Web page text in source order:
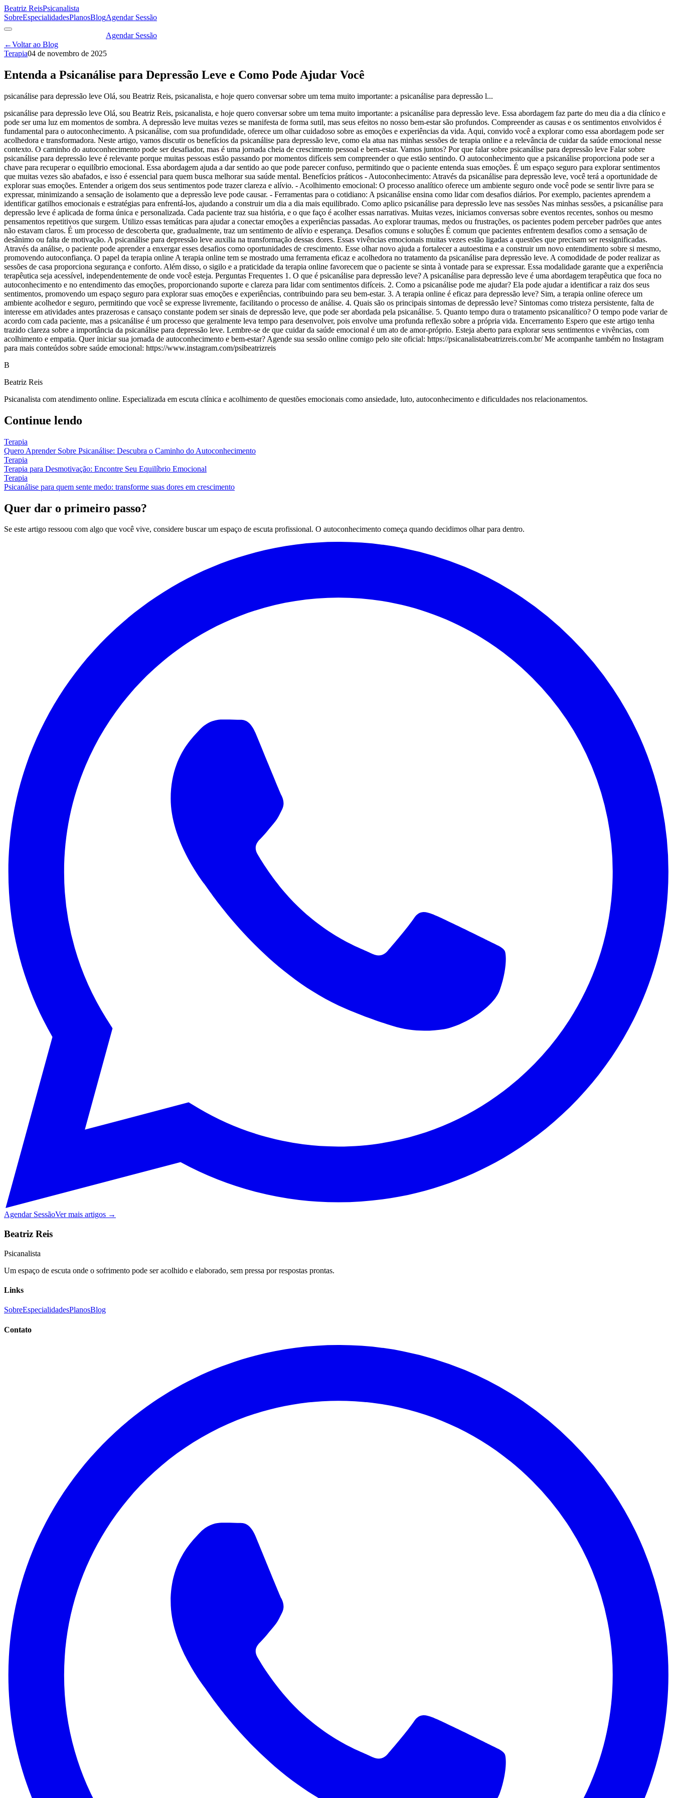
Beatriz ReisPsicanalista
SobreEspecialidadesPlanosBlogAgendar Sessão
Agendar Sessão
←Voltar ao Blog
Terapia04 de novembro de 2025
Entenda a Psicanálise para Depressão Leve e Como Pode Ajudar Você
psicanálise para depressão leve Olá, sou Beatriz Reis, psicanalista, e hoje quero conversar sobre um tema muito importante: a psicanálise para depressão l...
psicanálise para depressão leve Olá, sou Beatriz Reis, psicanalista, e hoje quero conversar sobre um tema muito importante: a psicanálise para depressão leve. Essa abordagem faz parte do meu dia a dia clínico e
pode ser uma luz em momentos de sombra. A depressão leve muitas vezes se manifesta de forma sutil, mas seus efeitos no nosso bem-estar são profundos. Compreender as causas e os sentimentos envolvidos é
fundamental para o autoconhecimento. A psicanálise, com sua profundidade, oferece um olhar cuidadoso sobre as emoções e experiências da vida. Aqui, convido você a explorar como essa abordagem pode ser
acolhedora e transformadora. Neste artigo, vamos discutir os benefícios da psicanálise para depressão leve, como ela atua nas minhas sessões de terapia online e a relevância de cuidar da saúde emocional nesse
contexto. O caminho do autoconhecimento pode ser desafiador, mas é uma jornada cheia de crescimento pessoal e bem-estar. Vamos juntos? Por que falar sobre psicanálise para depressão leve Falar sobre
psicanálise para depressão leve é relevante porque muitas pessoas estão passando por momentos difíceis sem compreender o que estão sentindo. O autoconhecimento que a psicanálise proporciona pode ser a
chave para recuperar o equilíbrio emocional. Essa abordagem ajuda a dar sentido ao que pode parecer confuso, permitindo que o paciente entenda suas emoções. É um espaço seguro para explorar sentimentos
que muitas vezes são abafados, e isso é essencial para quem busca melhorar sua saúde mental. Benefícios práticos - Autoconhecimento: Através da psicanálise para depressão leve, você terá a oportunidade de
explorar suas emoções. Entender a origem dos seus sentimentos pode trazer clareza e alívio. - Acolhimento emocional: O processo analítico oferece um ambiente seguro onde você pode se sentir livre para se
expressar, minimizando a sensação de isolamento que a depressão leve pode causar. - Ferramentas para o cotidiano: A psicanálise ensina como lidar com desafios diários. Por exemplo, pacientes aprendem a
identificar gatilhos emocionais e estratégias para enfrentá-los, ajudando a construir um dia a dia mais equilibrado. Como aplico psicanálise para depressão leve nas sessões Nas minhas sessões, a psicanálise para
depressão leve é aplicada de forma única e personalizada. Cada paciente traz sua história, e o que faço é acolher essas narrativas. Muitas vezes, iniciamos conversas sobre eventos recentes, sonhos ou mesmo
pensamentos repetitivos que surgem. Utilizo essas temáticas para ajudar a conectar emoções a experiências passadas. Ao explorar traumas, medos ou frustrações, os pacientes podem perceber padrões que antes
não estavam claros. É um processo de descoberta que, gradualmente, traz um sentimento de alívio e esperança. Desafios comuns e soluções É comum que pacientes enfrentem desafios como a sensação de
desânimo ou falta de motivação. A psicanálise para depressão leve auxilia na transformação dessas dores. Essas vivências emocionais muitas vezes estão ligadas a questões que precisam ser ressignificadas.
Através da análise, o paciente pode aprender a enxergar esses desafios como oportunidades de crescimento. Esse olhar novo ajuda a fortalecer a autoestima e a construir um novo entendimento sobre si mesmo,
promovendo autoconfiança. O papel da terapia online A terapia online tem se mostrado uma ferramenta eficaz e acolhedora no tratamento da psicanálise para depressão leve. A comodidade de poder realizar as
sessões de casa proporciona segurança e conforto. Além disso, o sigilo e a praticidade da terapia online favorecem que o paciente se sinta à vontade para se expressar. Essa modalidade garante que a experiência
terapêutica seja acessível, independentemente de onde você esteja. Perguntas Frequentes 1. O que é psicanálise para depressão leve? A psicanálise para depressão leve é uma abordagem terapêutica que foca no
autoconhecimento e no entendimento das emoções, proporcionando suporte e clareza para lidar com sentimentos difíceis. 2. Como a psicanálise pode me ajudar? Ela pode ajudar a identificar a raiz dos seus
sentimentos, promovendo um espaço seguro para explorar suas emoções e experiências, contribuindo para seu bem-estar. 3. A terapia online é eficaz para depressão leve? Sim, a terapia online oferece um
ambiente acolhedor e seguro, permitindo que você se expresse livremente, facilitando o processo de análise. 4. Quais são os principais sintomas de depressão leve? Sintomas como tristeza persistente, falta de
interesse em atividades antes prazerosas e cansaço constante podem ser sinais de depressão leve, que pode ser abordada pela psicanálise. 5. Quanto tempo dura o tratamento psicanalítico? O tempo pode variar de
acordo com cada paciente, mas a psicanálise é um processo que geralmente leva tempo para desenvolver, pois envolve uma profunda reflexão sobre a própria vida. Encerramento Espero que este artigo tenha
trazido clareza sobre a importância da psicanálise para depressão leve. Lembre-se de que cuidar da saúde emocional é um ato de amor-próprio. Esteja aberto para explorar seus sentimentos e vivências, com
acolhimento e empatia. Quer iniciar sua jornada de autoconhecimento e bem-estar? Agende sua sessão online comigo pelo site oficial: https://psicanalistabeatrizreis.com.br/ Me acompanhe também no Instagram
para mais conteúdos sobre saúde emocional: https://www.instagram.com/psibeatrizreis
B
Beatriz Reis
Psicanalista com atendimento online. Especializada em escuta clínica e acolhimento de questões emocionais como ansiedade, luto, autoconhecimento e dificuldades nos relacionamentos.
Continue lendo
Terapia
Quero Aprender Sobre Psicanálise: Descubra o Caminho do Autoconhecimento
Terapia
Terapia para Desmotivação: Encontre Seu Equilíbrio Emocional
Terapia
Psicanálise para quem sente medo: transforme suas dores em crescimento
Quer dar o primeiro passo?
Se este artigo ressoou com algo que você vive, considere buscar um espaço de escuta profissional. O autoconhecimento começa quando decidimos olhar para dentro.
Agendar SessãoVer mais artigos →
Beatriz Reis
Psicanalista
Um espaço de escuta onde o sofrimento pode ser acolhido e elaborado, sem pressa por respostas prontas.
Links
SobreEspecialidadesPlanosBlog
Contato